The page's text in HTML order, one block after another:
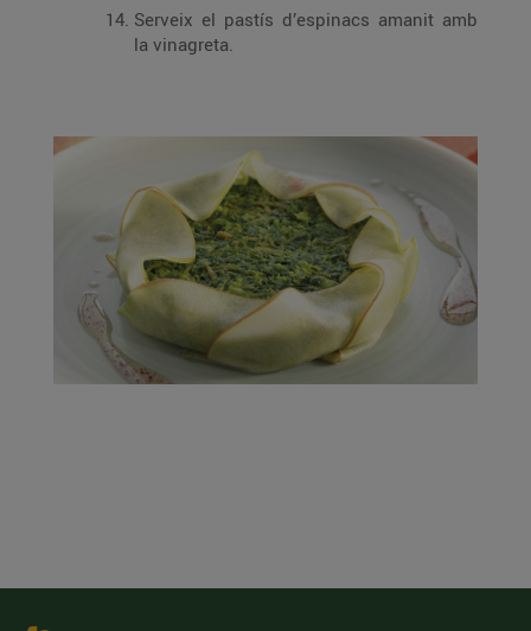
Serveix el pastís d’espinacs amanit amb
la vinagreta.